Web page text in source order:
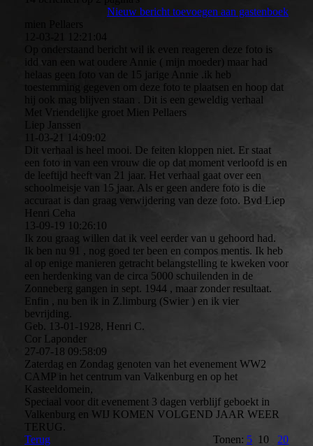
Nieuw bericht toevoegen aan gastenboek
Op onderstaand bericht wil ik even reageren deze foto is
idd van een wat oudere Annie ( mijn moeder) maar had
helaas geen foto van de 15 jarige Annie .ik heb
toestemming gegeven om deze foto te plaatsen en hoop dat
hij ook mag blijven staan . Dit is een geweldig verhaal
Met Vriendelijke groet Mien Pellaers
Liep Janssen
11-03-21
14:09:02
Dit verhaal is heel mooi. De feiten kloppen niet. Er staat
een foto in van een vrouw die op dat moment verloofd is en
de leeftijd heeft van 21 jaar. Het verhaal gaat over een
schoolmeisje van 15 jaar. Als er geen andere foto is die
accuraat is dan graag verwijdering van deze foto. Bvd Liep
Henri Ceha
13-09-19 10:26:10
Ik zou graag willen dat ik veel eerder van u gehoord had.
Ik ben nu 91 , nog goed ter been en compos mentis. Ik heb
al op enige manieren getracht belangstelling te kweken voor
een herdenking van de circa 5000 schuilenden in de
Zonneberg gangen in sept. 1944 , maar zonder resultaat.
Enfin , nu ben ik in Z.limburg (Swier ) en ik vier
bevrijding.
Geb. 13-01-1928, Henri C.
Cor Laponder
27-07-18 09:58:09
Zaterdag en Zondag genoten van het evenement WW2
CAMP in het centrum van Valkenburg en op het
Kasteeldomein,
Speciaal voor dit evenement 3 dagen verblijf geboekt in
Valkenburg en WIJ KOMEN VOLGEND JAAR WEER
TERUG.
Terug
Tonen: 5 10 20